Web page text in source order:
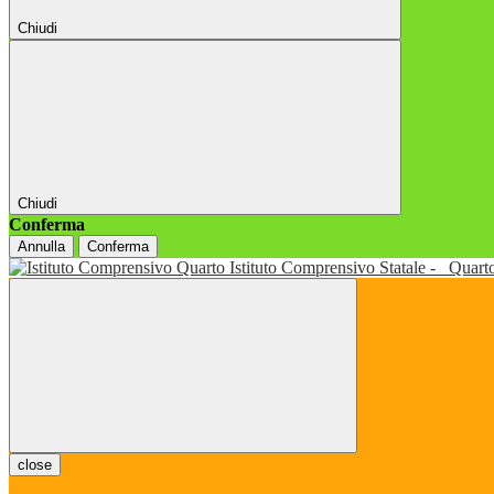
Chiudi
Chiudi
Conferma
Annulla Conferma
Istituto Comprensivo Statale -
close